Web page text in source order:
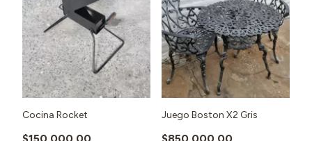
Cocina Rocket Juego Boston X2 Gris